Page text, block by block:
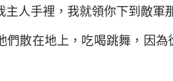
人手裡，我就領你下到敵軍
們散在地上，吃喝跳舞，因